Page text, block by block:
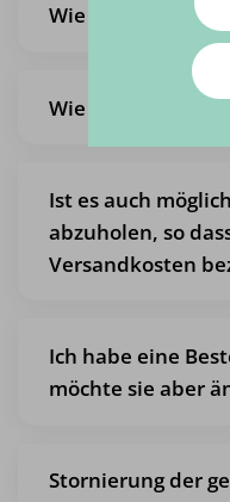
Wie lange ist die
Wie hoch sind die
Ist es auch
abzuholen, so
Versandkosten
Ich habe eine
möchte sie aber
Stornierung der